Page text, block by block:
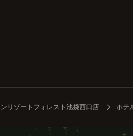
リゾートフォレスト池袋西口店 ホテ